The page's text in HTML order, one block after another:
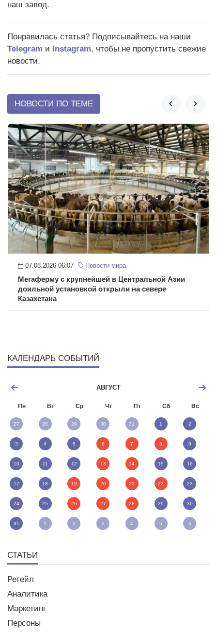
наш завод.
Понравилась статья? Подписывайтесь на наши
Telegram и Instagram, чтобы не пропустить свежие
новости.
НОВОСТИ ПО ТЕМЕ  
07.08.2026 06:07 Новости мира
Мегаферму с крупнейшей в Центральной Азии
доильной установкой открыли на севере
Казахстана
КАЛЕНДАРЬ СОБЫТИЙ
АВГУСТ
Пн Вт Ср Чт Пт Сб Вс
27 28 29 30 31 1 2
3 4 5 6 7 8 9
10 11 12 13 14 15 16
17 18 19 20 21 22 23
24 25 26 27 28 29 30
31 1 2 3 4 5 6
СТАТЬИ
Ретейл
Аналитика
Маркетинг
Персоны